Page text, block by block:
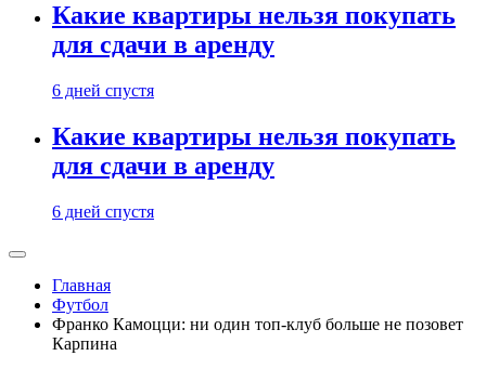
Какие квартиры нельзя покупать
для сдачи в аренду
6 дней спустя
Какие квартиры нельзя покупать
для сдачи в аренду
6 дней спустя
Главная
Футбол
Франко Камоцци: ни один топ-клуб больше не позовет
Карпина